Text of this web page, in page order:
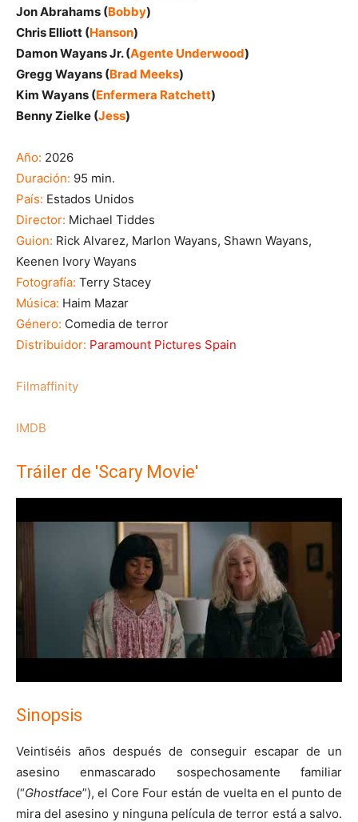
Jon Abrahams (Bobby)
Chris Elliott (Hanson)
Damon Wayans Jr. (Agente Underwood)
Gregg Wayans (Brad Meeks)
Kim Wayans (Enfermera Ratchett)
Benny Zielke (Jess)
Año: 2026
Duración: 95 min.
País: Estados Unidos
Director: Michael Tiddes
Guion: Rick Alvarez, Marlon Wayans, Shawn Wayans,
Keenen Ivory Wayans
Fotografía: Terry Stacey
Música: Haim Mazar
Género: Comedia de terror
Distribuidor: Paramount Pictures Spain
Filmaffinity
IMDB
Tráiler de 'Scary Movie'
Sinopsis
Veintiséis años después de conseguir escapar de un
asesino enmascarado sospechosamente familiar
(“Ghostface”), el Core Four están de vuelta en el punto de
mira del asesino y ninguna película de terror está a salvo.